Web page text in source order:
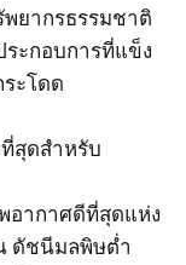
ยากรธรรมชาติ
ะกอบการที่แข็ง
ะโดด
สุดสำหรับ
อากาศดีที่สุดแห่ง
ดัชนีมลพิษต่ำ